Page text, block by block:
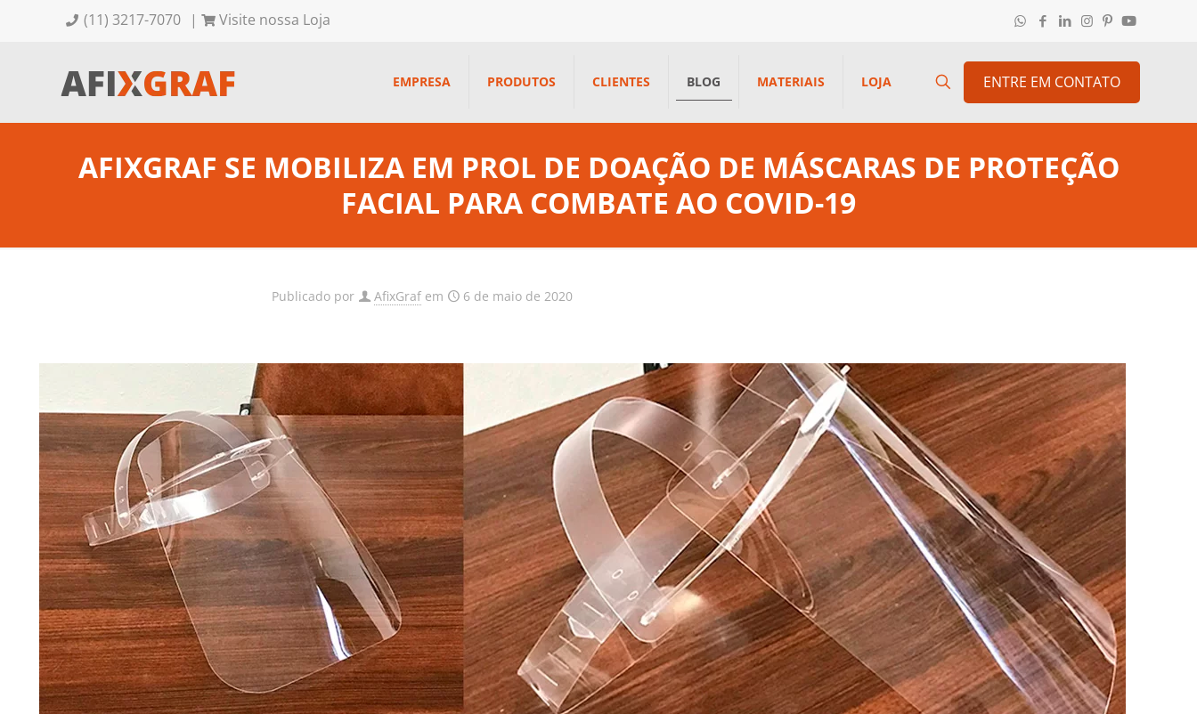
(11) 3217-7070 | Visite nossa Loja
EMPRESA PRODUTOS CLIENTES BLOG MATERIAIS LOJA ENTRE EM CONTATO
AFIXGRAF SE MOBILIZA EM PROL DE DOAÇÃO DE MÁSCARAS DE PROTEÇÃO
FACIAL PARA COMBATE AO COVID-19
Publicado por AfixGraf em 6 de maio de 2020